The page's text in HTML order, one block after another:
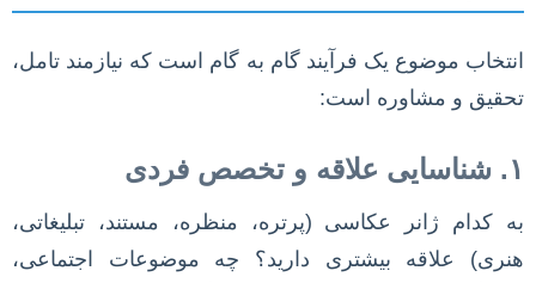
انتخاب موضوع یک فرآیند گام به گام است که نیازمند تامل،
تحقیق و مشاوره است:
۱. شناسایی علاقه و تخصص فردی
به کدام ژانر عکاسی (پرتره، منظره، مستند، تبلیغاتی،
هنری) علاقه بیشتری دارید؟ چه موضوعات اجتماعی،